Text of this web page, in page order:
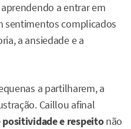
a entrar em
sentimentos complicados
a ansiedade e a
a partilharem, a
Caillou afinal
positividade e respeitonão